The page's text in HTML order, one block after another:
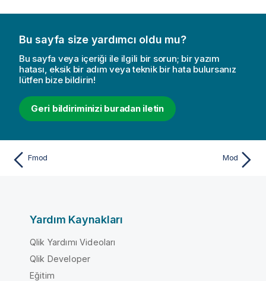
Bu sayfa size yardımcı oldu mu?
Bu sayfa veya içeriği ile ilgili bir sorun; bir yazım
hatası, eksik bir adım veya teknik bir hata bulursanız
lütfen bize bildirin!
Geri bildiriminizi buradan iletin
Fmod Mod
Yardım Kaynakları
Qlik Yardımı Videoları
Qlik Developer
Eğitim